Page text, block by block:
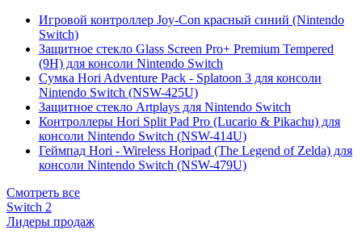
Игровой контроллер Joy-Con красный синий (Nintendo
Switch)
Защитное стекло Glass Screen Pro+ Premium Tempered
(9H) для консоли Nintendo Switch
Сумка Hori Adventure Pack - Splatoon 3 для консоли
Nintendo Switch (NSW-425U)
Защитное стекло Artplays для Nintendo Switch
Контроллеры Hori Split Pad Pro (Lucario & Pikachu) для
консоли Nintendo Switch (NSW-414U)
Геймпад Hori - Wireless Horipad (The Legend of Zelda) для
консоли Nintendo Switch (NSW-479U)
Смотреть все
Switch 2
Лидеры продаж